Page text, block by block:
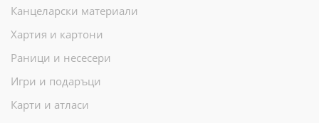
Канцеларски материали
Хартия и картони
Раници и несесери
Игри и подаръци
Карти и атласи